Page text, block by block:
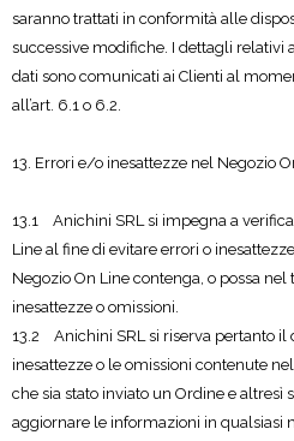
saranno trattati in conformità alle
successive modifiche. I dettagli
dati sono comunicati ai Clienti al
all’art. 6.1 o 6.2.
13. Errori e/o inesattezze nel Negozio
13.1 Anichini SRL si impegna a
Line al fine di evitare errori o
Negozio On Line contenga, o possa
inesattezze o omissioni.
13.2 Anichini SRL si riserva pertanto
inesattezze o le omissioni contenute
che sia stato inviato un Ordine e altresì
aggiornare le informazioni in qualsiasi